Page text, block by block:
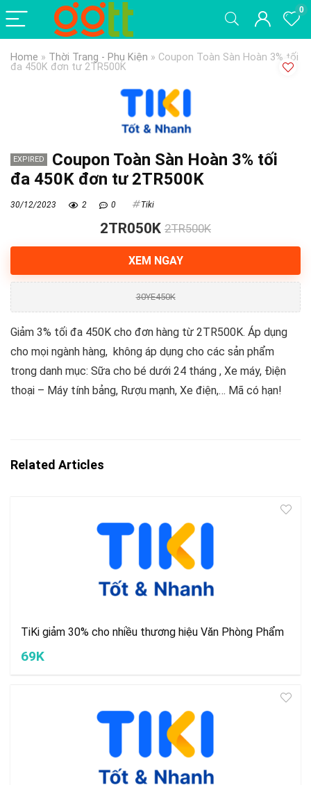
0
Home » Thời Trang - Phụ Kiện » Coupon Toàn Sàn Hoàn 3% tối
đa 450K đơn tư 2TR500K
EXPIRED
Coupon Toàn Sàn Hoàn 3% tối
đa 450K đơn tư 2TR500K
30/12/2023 2 0 Tiki
2TR050K 2TR500K
XEM NGAY
30YE450K
Giảm 3% tối đa 450K cho đơn hàng từ 2TR500K. Áp dụng
cho mọi ngành hàng, không áp dụng cho các sản phẩm
trong danh mục: Sữa cho bé dưới 24 tháng , Xe máy, Điện
thoại – Máy tính bảng, Rượu mạnh, Xe điện,… Mã có hạn!
Related Articles
TiKi giảm 30% cho nhiều thương hiệu Văn Phòng Phẩm
69K